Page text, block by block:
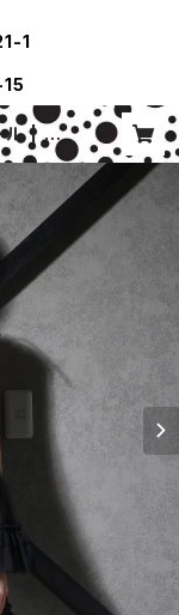
1
ル | KI